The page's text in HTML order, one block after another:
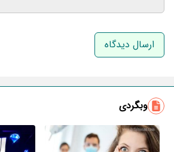
نام و نام خانوادگی
وبگردی